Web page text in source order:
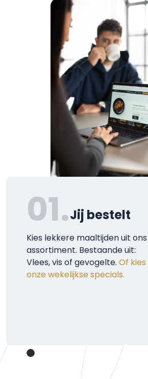
01.Jij bestelt
Kies lekkere maaltijden uit ons
assortiment. Bestaande uit:
Vlees, vis of gevogelte. Of kies
onze wekelijkse specials.